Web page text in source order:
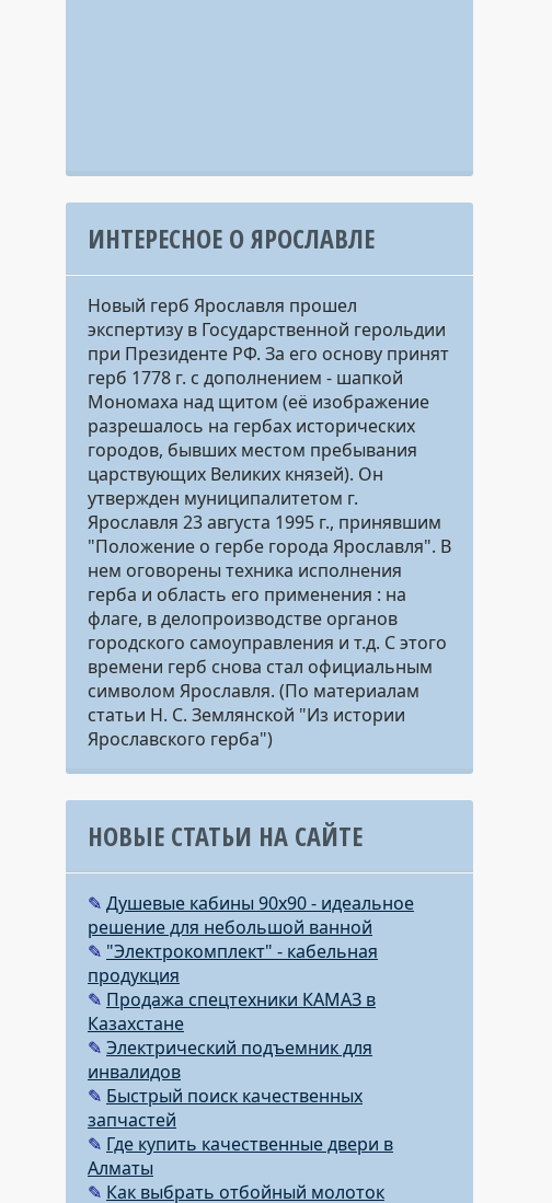
ИНТЕРЕСНОЕ О ЯРОСЛАВЛЕ
Новый герб Ярославля прошел
экспертизу в Государственной герольдии
при Президенте РФ. За его основу принят
герб 1778 г. с дополнением - шапкой
Мономаха над щитом (её изображение
разрешалось на гербах исторических
городов, бывших местом пребывания
царствующих Великих князей). Он
утвержден муниципалитетом г.
Ярославля 23 августа 1995 г., принявшим
"Положение о гербе города Ярославля". В
нем оговорены техника исполнения
герба и область его применения : на
флаге, в делопроизводстве органов
городского самоуправления и т.д. C этого
времени герб снова стал официальным
символом Ярославля. (По материалам
статьи Н. С. Землянской "Из истории
Ярославского герба")
НОВЫЕ СТАТЬИ НА САЙТЕ
✎ Душевые кабины 90х90 - идеальное
решение для небольшой ванной
✎ "Электрокомплект" - кабельная
продукция
✎ Продажа спецтехники КАМАЗ в
Казахстане
✎ Электрический подъемник для
инвалидов
✎ Быстрый поиск качественных
запчастей
✎ Где купить качественные двери в
Алматы
✎ Как выбрать отбойный молоток